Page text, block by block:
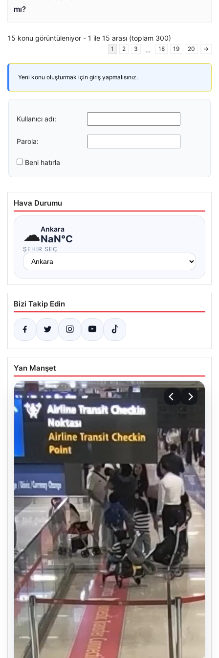
mı?
15 konu görüntüleniyor - 1 ile 15 arası (toplam 300)
1 2 3 … 18 19 20 →
Yeni konu oluşturmak için giriş yapmalısınız.
Kullanıcı adı:
Parola:
Beni hatırla
Hava Durumu
☁Ankara
NaN°C
ŞEHIR SEÇ
Bizi Takip Edin
Yan Manşet